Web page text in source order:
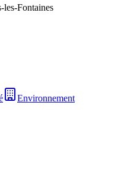
les-Fontaines
Environnement